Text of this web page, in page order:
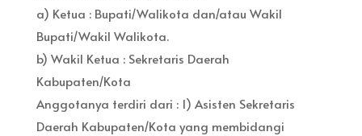
a) Ketua : Bupati/Walikota dan/atau Wakil
Bupati/Wakil Walikota.
b) Wakil Ketua : Sekretaris Daerah
Kabupaten/Kota
Anggotanya terdiri dari : 1) Asisten Sekretaris
Daerah Kabupaten/Kota yang membidangi